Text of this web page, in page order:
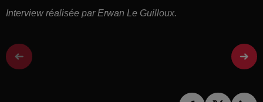
Interview réalisée par Erwan Le Guilloux.